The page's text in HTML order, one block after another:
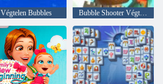
Végtelen Bubbles Bubble Shooter Végtelen